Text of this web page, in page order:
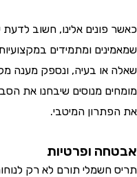
אלינו, חשוב לדעת
ומתמידים במקצועיות
בעיה, ונספק מענה מקצועי
מנוסים שיבחנו את
המיטבי.
ופרטיות
תורם לא רק לנוחות,